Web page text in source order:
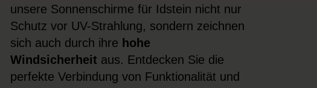
unsere Sonnenschirme für Idstein nicht nur
Schutz vor UV-Strahlung, sondern zeichnen
sich auch durch ihre hohe
Windsicherheitaus. Entdecken Sie die
perfekte Verbindung von Funktionalität und